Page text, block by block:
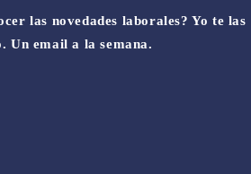
las novedades laborales? Yo te las
Un email a la semana.